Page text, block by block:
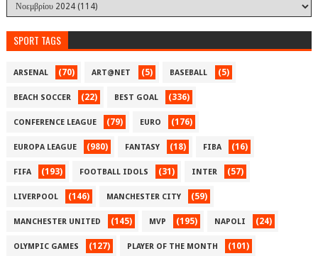
SPORT TAGS
ARSENAL (70) ART@NET (5) BASEBALL (5)
BEACH SOCCER (22) BEST GOAL (336)
CONFERENCE LEAGUE (79) EURO (176)
EUROPA LEAGUE (980) FANTASY (18) FIBA (16)
FIFA (193) FOOTBALL IDOLS (31) INTER (57)
LIVERPOOL (146) MANCHESTER CITY (59)
MANCHESTER UNITED (145) MVP (195) NAPOLI (24)
OLYMPIC GAMES (127) PLAYER OF THE MONTH (101)